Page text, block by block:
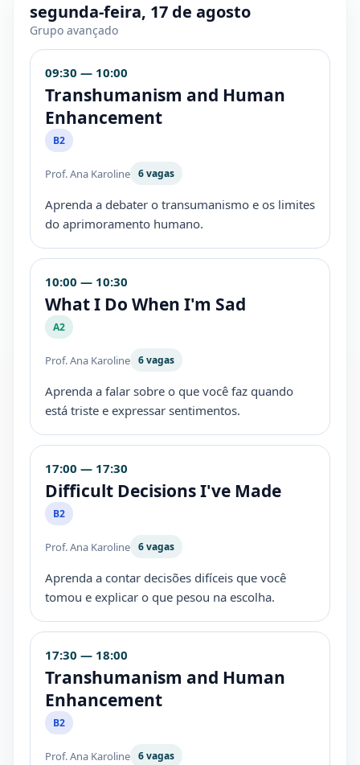
segunda-feira, 17 de agosto
Grupo avançado
09:30 — 10:00
Transhumanism and Human
Enhancement
B2
Prof. Ana Karoline 6 vagas
Aprenda a debater o transumanismo e os limites
do aprimoramento humano.
10:00 — 10:30
What I Do When I'm Sad
A2
Prof. Ana Karoline 6 vagas
Aprenda a falar sobre o que você faz quando
está triste e expressar sentimentos.
17:00 — 17:30
Difficult Decisions I've Made
B2
Prof. Ana Karoline 6 vagas
Aprenda a contar decisões difíceis que você
tomou e explicar o que pesou na escolha.
17:30 — 18:00
Transhumanism and Human
Enhancement
B2
Prof. Ana Karoline 6 vagas